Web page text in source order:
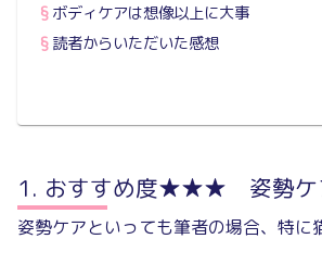
ボディケアは想像以上に大事
読者からいただいた感想
おすすめ度★★★ 姿勢ケ
姿勢ケアといっても筆者の場合、特に